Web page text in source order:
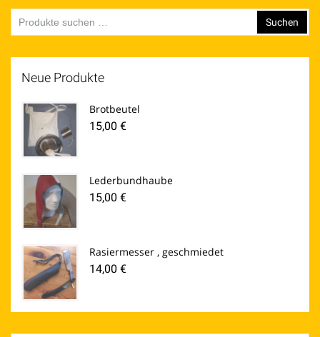
Suchen
nach:
Suchen
Neue Produkte
Brotbeutel
15,00 €
Lederbundhaube
15,00 €
Rasiermesser , geschmiedet
14,00 €